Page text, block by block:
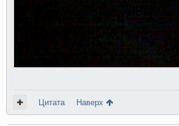
Цитата Наверх